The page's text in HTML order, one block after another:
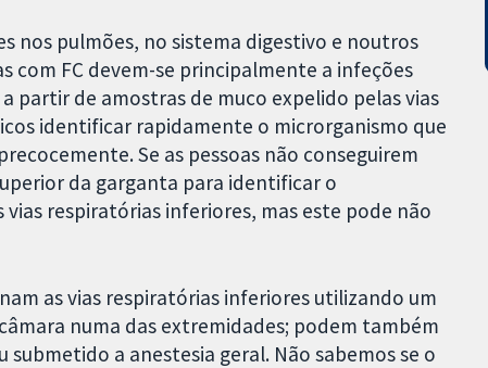
nos pulmões, no sistema digestivo e noutros
com FC devem-se principalmente a infeções
partir de amostras de muco expelido pelas vias
identificar rapidamente o microrganismo que
Se as pessoas não conseguirem
da garganta para identificar o
respiratórias inferiores, mas este pode não
as vias respiratórias inferiores utilizando um
numa das extremidades; podem também
a anestesia geral. Não sabemos se o